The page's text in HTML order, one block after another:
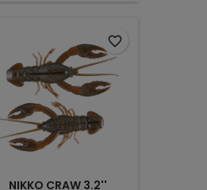
un nivel de realismo
excepcional. 4 UNIDADES
POR PACK
NIKKO CRAW 3.2''
favorite_border